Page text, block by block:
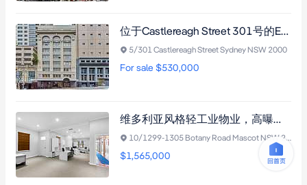
位于Castlereagh Street 301号的EMI Studios旧址，毗邻Family Law Court，直面Goulburn Street停车场，交通便利。85平方米分区办公套房，含2间主办公室与灵活开放式空间，大楼门厅雅致，公共茶水间宽敞，性价比卓越。
5/301 Castlereagh Street Sydney NSW 2000
For sale $530,000
维多利亚风格轻工业物业，高曝光率，Botany Road转角黄金地段
10/1299-1305 Botany Road Mascot NSW 2020
$1,565,000